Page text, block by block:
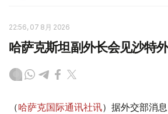
22:56, 07 8月 2026
哈萨克斯坦副外长会见沙特
（哈萨克国际通讯社讯）据外交部消